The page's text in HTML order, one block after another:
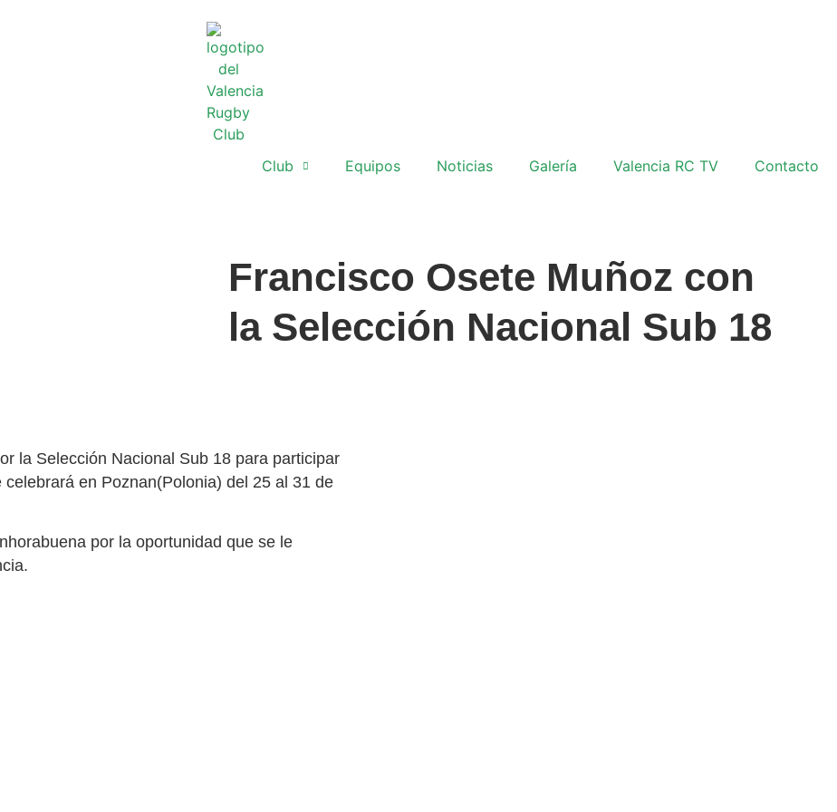
Club Equipos Noticias Galería Valencia RC TV Contacto
Francisco Osete Muñoz con
la Selección Nacional Sub 18
la Selección Nacional Sub 18 para participar
celebrará en Poznan(Polonia) del 25 al 31 de
por la oportunidad que se le